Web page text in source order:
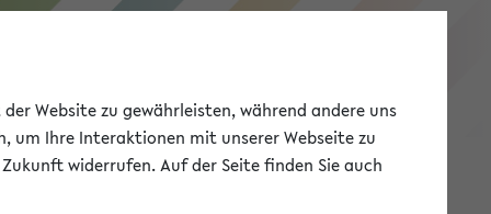
eKVV
Website zu gewährleisten, während andere uns
um Ihre Interaktionen mit unserer Webseite zu
widerrufen. Auf der Seite finden Sie auch